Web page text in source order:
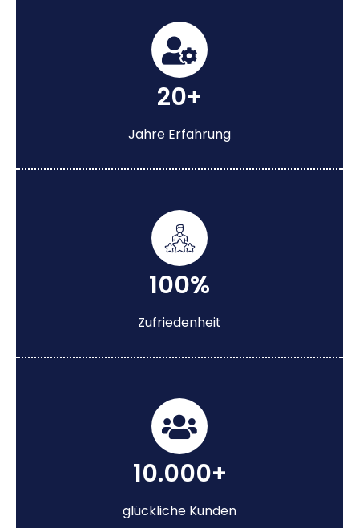
20+
Jahre Erfahrung
100%
Zufriedenheit
10.000+
glückliche Kunden